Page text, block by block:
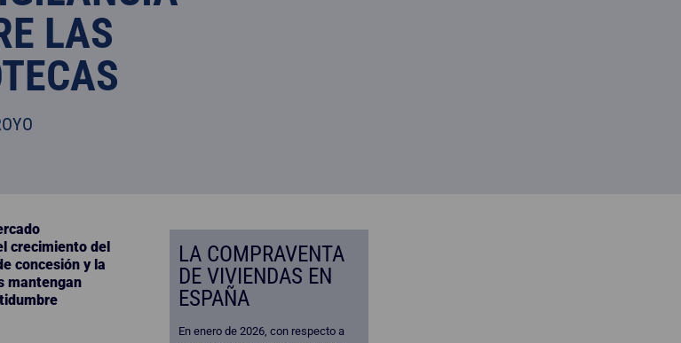
LAS
crecimiento del
concesión y la
mantengan
LA COMPRAVENTA
DE VIVIENDAS EN
ESPAÑA
En enero de 2026, con respecto a